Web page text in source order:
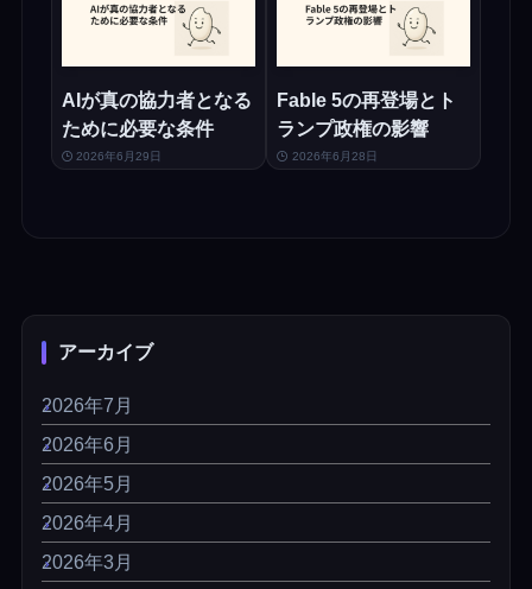
AIが真の協力者となる
ために必要な条件
2026年6月29日
Fable 5の再登場とト
ランプ政権の影響
2026年6月28日
アーカイブ
2026年7月
2026年6月
2026年5月
2026年4月
2026年3月